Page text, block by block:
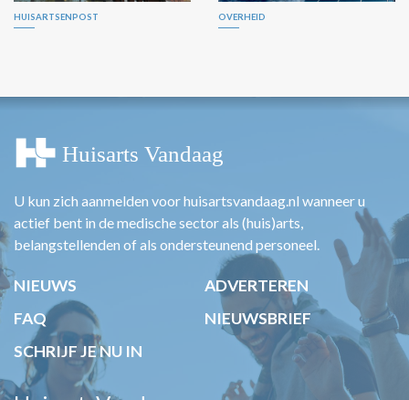
HUISARTSENPOST OVERHEID
U kun zich aanmelden voor huisartsvandaag.nl wanneer u
actief bent in de medische sector als (huis)arts,
belangstellenden of als ondersteunend personeel.
NIEUWS
ADVERTEREN
FAQ
NIEUWSBRIEF
SCHRIJF JE NU IN